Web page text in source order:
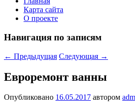
Карта сайта
О проекте
Навигация по записям
← Предыдущая Следующая →
Евроремонт ванны
Опубликовано 16.05.2017 автором